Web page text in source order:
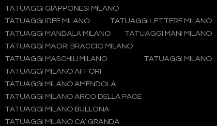
TATUAGGI GIAPPONESI MILANO
TATUAGGI IDEE MILANO
TATUAGGI LETTERE MILANO
TATUAGGI MANDALA MILANO
TATUAGGI MANI MILANO
TATUAGGI MAORI BRACCIO MILANO
TATUAGGI MASCHILI MILANO
TATUAGGI MILANO
TATUAGGI MILANO AFFORI
TATUAGGI MILANO AMENDOLA
TATUAGGI MILANO ARCO DELLA PACE
TATUAGGI MILANO BULLONA
TATUAGGI MILANO CA’ GRANDA